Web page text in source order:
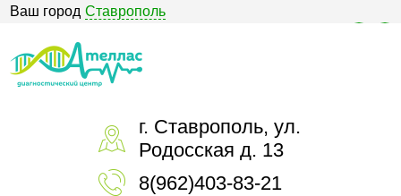
Ваш город Ставрополь
г. Ставрополь, ул.
Родосская д. 13
8(962)403-83-21